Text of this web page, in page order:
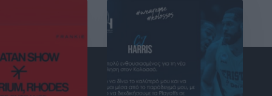
Κυριάκος Μητσοτάκης: Ανάσα στα
Χανιά, αλλά με το βλέμμα στη ΔΕΘ και
τις εκλογές του 2027
Ειδήσεις• πριν 4 ώρες
Γ. Χατζημάρκος από το Μέγαρο